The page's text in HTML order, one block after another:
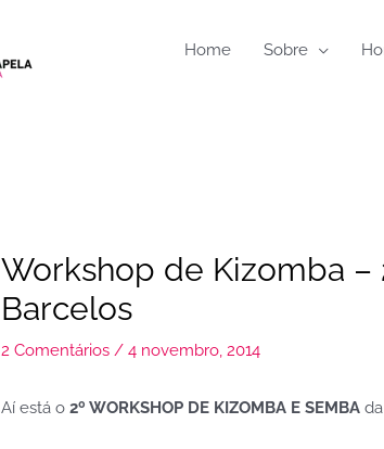
Home Sobre
Workshop de Kizomba
Barcelos
2 Comentários /4 novembro, 2014
Aí está o2º WORKSHOP DE KIZOMBA E SEMBA